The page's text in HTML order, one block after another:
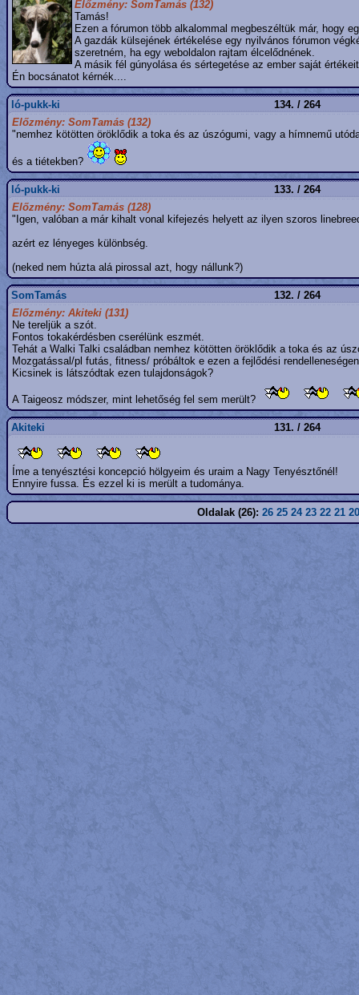
Előzmény: SomTamás (132)
Tamás!
Ezen a fórumon több alkalommal megbeszéltük már, hogy
A gazdák külsejének értékelése egy nyilvános fórumon
szeretném, ha egy weboldalon rajtam élcelődnének.
A másik fél gúnyolása és sértegetése az ember saját
Én bocsánatot kérnék....
ló-pukk-ki
134. / 264
Előzmény: SomTamás (132)
"nemhez kötötten öröklődik a toka és az úszógumi, vagy a hímnemű
és a tiétekben?
ló-pukk-ki
133. / 264
Előzmény: SomTamás (128)
"Igen, valóban a már kihalt vonal kifejezés helyett az ilyen szoros
azért ez lényeges különbség.
(neked nem húzta alá pirossal azt, hogy nállunk?)
SomTamás
132. / 264
Előzmény: Akiteki (131)
Ne tereljük a szót.
Fontos tokakérdésben cserélünk eszmét.
Tehát a Walki Talki családban nemhez kötötten öröklődik a toka és az
Mozgatással/pl futás, fitness/ próbáltok e ezen a fejlődési
Kicsinek is látszódtak ezen tulajdonságok?
A Taigeosz módszer, mint lehetőség fel sem merült?
Akiteki 131. / 264
Íme a tenyésztési koncepció hölgyeim és uraim a Nagy Tenyésztőnél!
Ennyire fussa. És ezzel ki is merült a tudománya.
Oldalak (26): 26 25 24 23 22 21 20